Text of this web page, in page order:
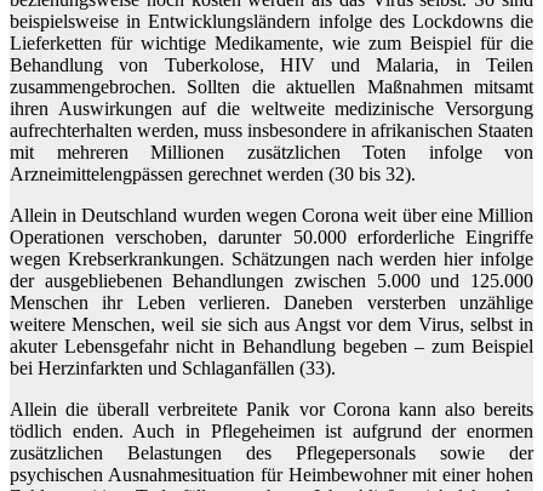
beispielsweise in Entwicklungsländern infolge des Lockdowns die
Lieferketten für wichtige Medikamente, wie zum Beispiel für die
Behandlung von Tuberkolose, HIV und Malaria, in Teilen
zusammengebrochen. Sollten die aktuellen Maßnahmen mitsamt
ihren Auswirkungen auf die weltweite medizinische Versorgung
aufrechterhalten werden, muss insbesondere in afrikanischen Staaten
mit mehreren Millionen zusätzlichen Toten infolge von
Arzneimittelengpässen gerechnet werden (30 bis 32).
Allein in Deutschland wurden wegen Corona weit über eine Million
Operationen verschoben, darunter 50.000 erforderliche Eingriffe
wegen Krebserkrankungen. Schätzungen nach werden hier infolge
der ausgebliebenen Behandlungen zwischen 5.000 und 125.000
Menschen ihr Leben verlieren. Daneben versterben unzählige
weitere Menschen, weil sie sich aus Angst vor dem Virus, selbst in
akuter Lebensgefahr nicht in Behandlung begeben – zum Beispiel
bei Herzinfarkten und Schlaganfällen (33).
Allein die überall verbreitete Panik vor Corona kann also bereits
tödlich enden. Auch in Pflegeheimen ist aufgrund der enormen
zusätzlichen Belastungen des Pflegepersonals sowie der
psychischen Ausnahmesituation für Heimbewohner mit einer hohen